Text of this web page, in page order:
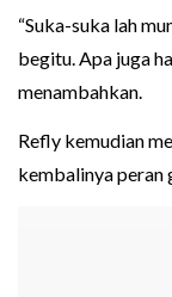
“Suka-suka lah
begitu. Apa juga
menambahkan.
Refly kemudian
kembalinya peran